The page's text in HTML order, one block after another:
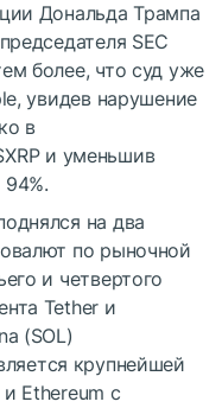
Дональда Трампа
SEC
более, что суд уже
увидев нарушение
в
и уменьшив
на два
по рыночной
и четвертого
Tether и
(SOL)
крупнейшей
Ethereum с